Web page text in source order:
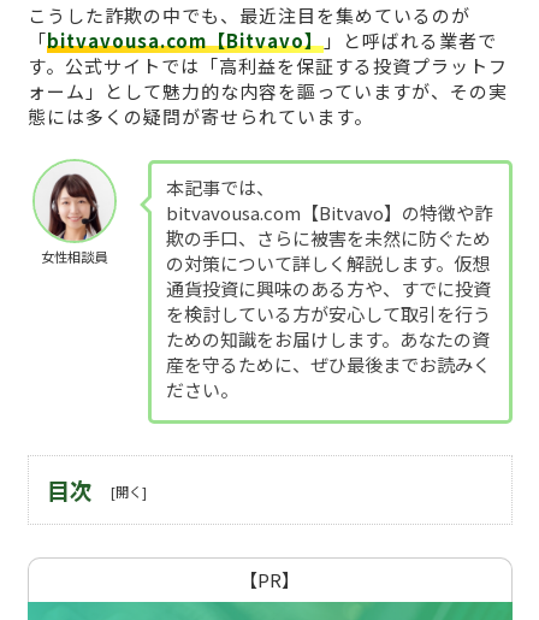
こうした詐欺の中でも、最近注目を集めているのが
「bitvavousa.com【Bitvavo】」と呼ばれる業者で
す。公式サイトでは「高利益を保証する投資プラットフ
ォーム」として魅力的な内容を謳っていますが、その実
態には多くの疑問が寄せられています。
女性相談員
本記事では、
bitvavousa.com【Bitvavo】の特徴や詐
欺の手口、さらに被害を未然に防ぐため
の対策について詳しく解説します。仮想
通貨投資に興味のある方や、すでに投資
を検討している方が安心して取引を行う
ための知識をお届けします。あなたの資
産を守るために、ぜひ最後までお読みく
ださい。
目次
【PR】